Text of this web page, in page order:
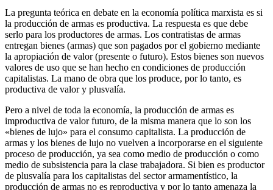
La pregunta teórica en debate en la economía política marxista es si
la producción de armas es productiva. La respuesta es que debe
serlo para los productores de armas. Los contratistas de armas
entregan bienes (armas) que son pagados por el gobierno mediante
la apropiación de valor (presente o futuro). Estos bienes son nuevos
valores de uso que se han hecho en condiciones de producción
capitalistas. La mano de obra que los produce, por lo tanto, es
productiva de valor y plusvalía.
Pero a nivel de toda la economía, la producción de armas es
improductiva de valor futuro, de la misma manera que lo son los
«bienes de lujo» para el consumo capitalista. La producción de
armas y los bienes de lujo no vuelven a incorporarse en el siguiente
proceso de producción, ya sea como medio de producción o como
medio de subsistencia para la clase trabajadora. Si bien es productor
de plusvalía para los capitalistas del sector armamentístico, la
producción de armas no es reproductiva y por lo tanto amenaza la